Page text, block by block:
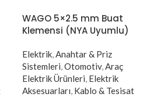
WAGO 3x2.5 – 4 mm buat
klemensi, elektrik tesisatlarında
ve düzenli şekilde yapmak için
tasarlanmış profesyonel bağlantı
elemanıdır.
WAGO 5×2.5 mm Buat
Klemensi (NYA Uyumlu)
Elektrik,Anahtar & Priz
Sistemleri,Otomotiv,Araç
Elektrik Ürünleri, Elektrik
Aksesuarları, Kablo & Tesisat